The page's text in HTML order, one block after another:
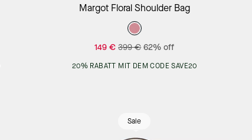
Add to Bag
Margot Floral Shoulder Bag
149 € 399 € 62% off
20% RABATT MIT DEM CODE SAVE20
Sale